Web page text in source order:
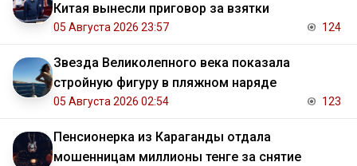
Китая вынесли приговор за взятки
05 Августа 2026 23:57 124
Звезда Великолепного века показала
стройную фигуру в пляжном наряде
05 Августа 2026 02:54 123
Пенсионерка из Караганды отдала
мошенницам миллионы тенге за снятие